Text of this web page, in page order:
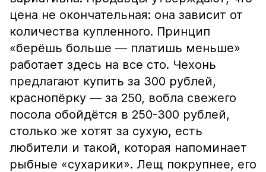
цена не окончательная: она зависит от
количества купленного. Принцип
«берёшь больше — платишь меньше»
работает здесь на все сто. Чехонь
предлагают купить за 300 рублей,
краснопёрку — за 250, вобла свежего
посола обойдётся в 250-300 рублей,
столько же хотят за сухую, есть
любители и такой, которая напоминает
рыбные «сухарики». Лещ покрупнее, его